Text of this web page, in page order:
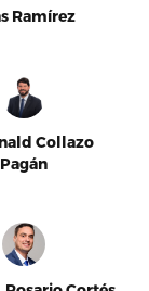
Ramírez
Collazo
Pagán